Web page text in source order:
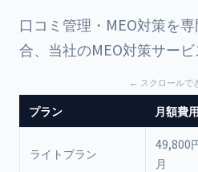
口コミ管理・MEO対策を
合、当社のMEO対策サービ
プラン 月額費用
ライトプラン
49,800
月